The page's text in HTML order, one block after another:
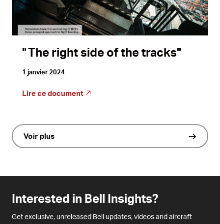
The right side of the tracks
1 janvier 2024
Lire ce document
Voir plus
Interested in Bell Insights?
Get exclusive, unreleased Bell updates, videos and aircraft